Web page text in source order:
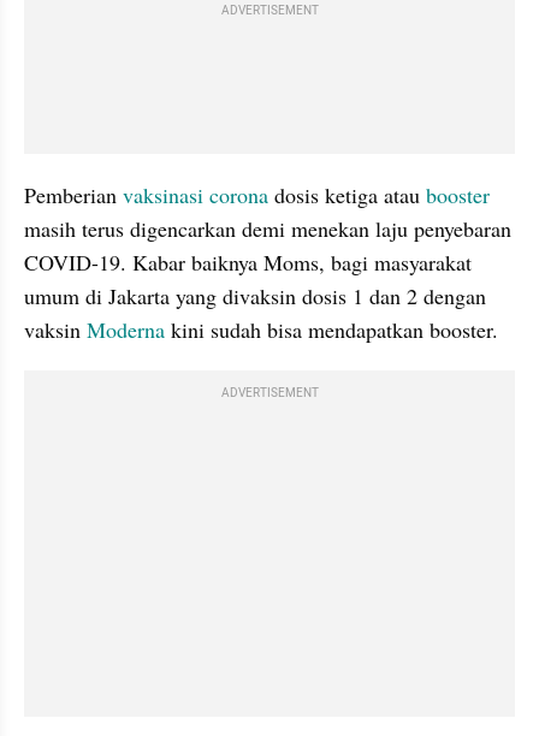
ADVERTISEMENT
Pemberian vaksinasi corona dosis ketiga atau booster
masih terus digencarkan demi menekan laju penyebaran
COVID-19. Kabar baiknya Moms, bagi masyarakat
umum di Jakarta yang divaksin dosis 1 dan 2 dengan
vaksin Moderna kini sudah bisa mendapatkan booster.
ADVERTISEMENT